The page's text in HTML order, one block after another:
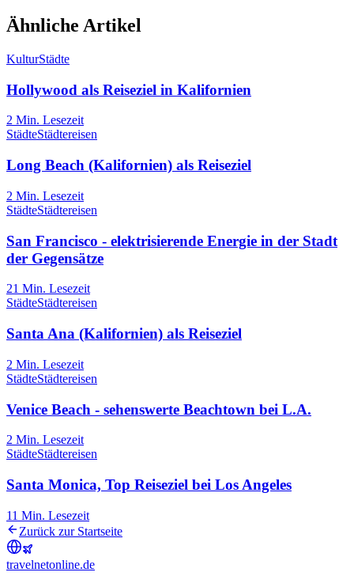
Ähnliche Artikel
KulturStädte
Hollywood als Reiseziel in Kalifornien
2 Min. Lesezeit
StädteStädtereisen
Long Beach (Kalifornien) als Reiseziel
2 Min. Lesezeit
StädteStädtereisen
San Francisco - elektrisierende Energie in der Stadt
der Gegensätze
21 Min. Lesezeit
StädteStädtereisen
Santa Ana (Kalifornien) als Reiseziel
2 Min. Lesezeit
StädteStädtereisen
Venice Beach - sehenswerte Beachtown bei L.A.
2 Min. Lesezeit
StädteStädtereisen
Santa Monica, Top Reiseziel bei Los Angeles
11 Min. Lesezeit
Zurück zur Startseite
travelnetonline.de